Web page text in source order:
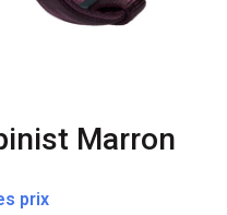
Marron
prix